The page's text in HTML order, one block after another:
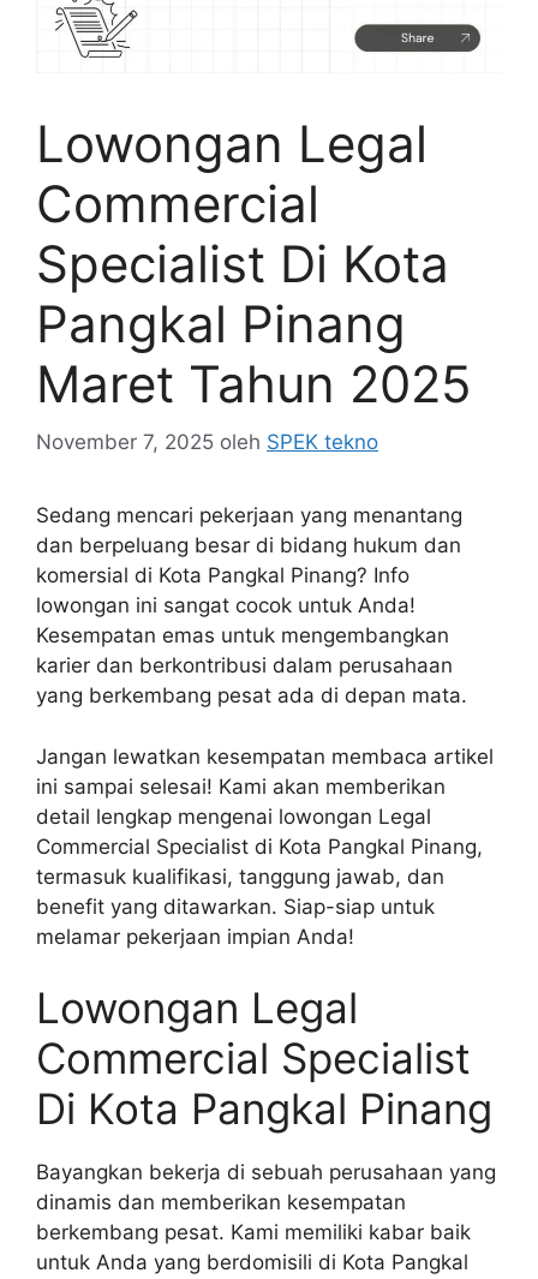
Lowongan Legal
Commercial
Specialist Di Kota
Pangkal Pinang
Maret Tahun 2025
November 7, 2025 oleh SPEK tekno
Sedang mencari pekerjaan yang menantang
dan berpeluang besar di bidang hukum dan
komersial di Kota Pangkal Pinang? Info
lowongan ini sangat cocok untuk Anda!
Kesempatan emas untuk mengembangkan
karier dan berkontribusi dalam perusahaan
yang berkembang pesat ada di depan mata.
Jangan lewatkan kesempatan membaca artikel
ini sampai selesai! Kami akan memberikan
detail lengkap mengenai lowongan Legal
Commercial Specialist di Kota Pangkal Pinang,
termasuk kualifikasi, tanggung jawab, dan
benefit yang ditawarkan. Siap-siap untuk
melamar pekerjaan impian Anda!
Lowongan Legal
Commercial Specialist
Di Kota Pangkal Pinang
Bayangkan bekerja di sebuah perusahaan yang
dinamis dan memberikan kesempatan
berkembang pesat. Kami memiliki kabar baik
untuk Anda yang berdomisili di Kota Pangkal